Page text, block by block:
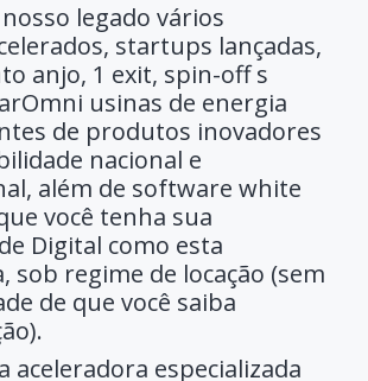
legado vários
startups lançadas,
anjo, 1 exit, spin-off s
usinas de energia
de produtos inovadores
nacional e
além de software white
você tenha sua
Digital como esta
sob regime de locação (sem
de que você saiba
aceleradora especializada